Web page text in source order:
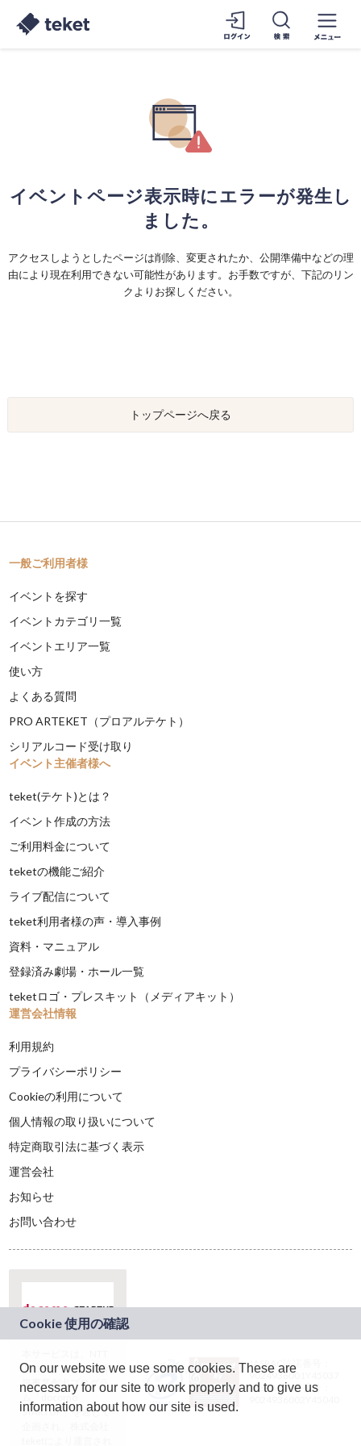
イベントページ表示時にエラーが発生し
ました。
アクセスしようとしたページは削除、変更されたか、公開準備中などの理
由により現在利用できない可能性があります。お手数ですが、下記のリン
クよりお探しください。
トップページへ戻る
一般ご利用者様
イベントを探す
イベントカテゴリ一覧
イベントエリア一覧
使い方
よくある質問
PRO ARTEKET（プロアルテケト）
シリアルコード受け取り
イベント主催者様へ
teket(テケト)とは？
イベント作成の方法
ご利用料金について
teketの機能ご紹介
ライブ配信について
teket利用者様の声・導入事例
資料・マニュアル
登録済み劇場・ホール一覧
teketロゴ・プレスキット（メディアキット）
運営会社情報
利用規約
プライバシーポリシー
Cookieの利用について
個人情報の取り扱いについて
特定商取引法に基づく表示
運営会社
お知らせ
お問い合わせ
ドコモグループの新
規事業創出プログラ
ム「docomo
STARTUP」を通じて
JASRAC許諾番号：
9024936001Y45037
JASRAC許諾番号：
On our website we use some cookies. These are
necessary for our site to work properly and to give us
information about how our site is used.